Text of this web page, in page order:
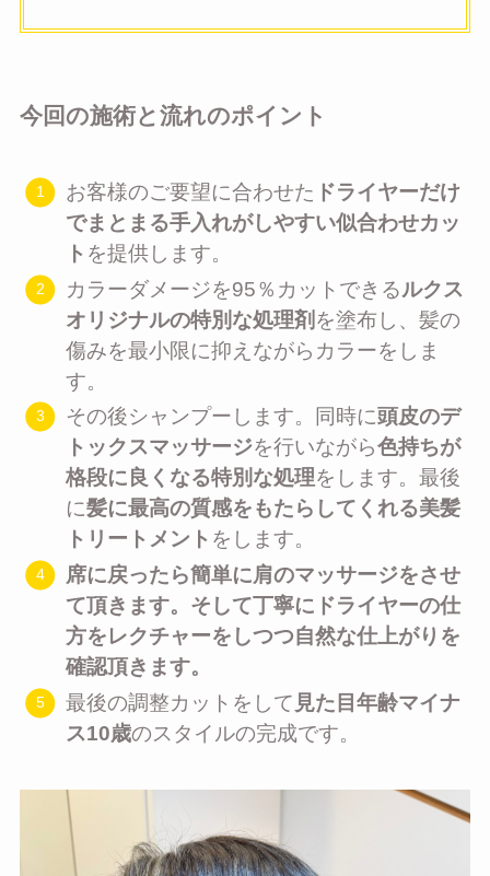
今回の施術と流れのポイント
お客様のご要望に合わせた ドライヤーだけ
でまとまる手入れがしやすい似合わせカッ
ト を提供します。
カラーダメージを95％カットできるルクス
オリジナルの特別な処理剤 を塗布し、髪の
傷みを最小限に抑えながらカラーをしま
す。
その後シャンプーします。同時に頭皮のデ
トックスマッサージを行いながら色持ちが
格段に良くなる特別な処理をします。最後
に髪に最高の質感をもたらしてくれる美髪
トリートメント をします。
席に戻ったら簡単に肩のマッサージをさせ
て頂きます。そして丁寧にドライヤーの仕
方をレクチャーをしつつ自然な仕上がりを
確認頂きます。
最後の調整カットをして 見た目年齢マイナ
ス10歳のスタイルの完成です。